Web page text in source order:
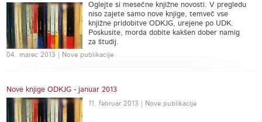
Oglejte si mesečne knjižne novosti. V pregledu
niso zajete samo nove knjige, temveč vse
knjižne pridobitve ODKJG, urejene po UDK.
Poskusite, morda dobite kakšen dober namig
za študij.
04. marec 2013 | Nove publikacije
Nove knjige ODKJG - januar 2013
11. februar 2013 | Nove publikacije